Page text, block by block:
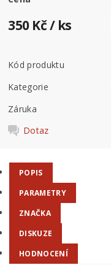
350 Kč/ ks
Kód produktu
Kategorie
Záruka
Dotaz
POPIS
PARAMETRY
ZNAČKA
DISKUZE
HODNOCENÍ